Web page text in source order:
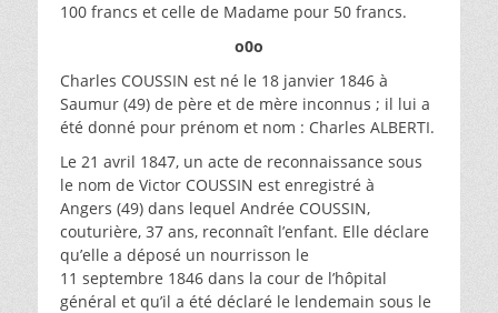
100 francs et celle de Madame pour 50 francs.
o0o
Charles COUSSIN est né le 18 janvier 1846 à
Saumur (49) de père et de mère inconnus ; il lui a
été donné pour prénom et nom : Charles ALBERTI.
Le 21 avril 1847, un acte de reconnaissance sous
le nom de Victor COUSSIN est enregistré à
Angers (49) dans lequel Andrée COUSSIN,
couturière, 37 ans, reconnaît l’enfant. Elle déclare
qu’elle a déposé un nourrisson le
11 septembre 1846 dans la cour de l’hôpital
général et qu’il a été déclaré le lendemain sous le